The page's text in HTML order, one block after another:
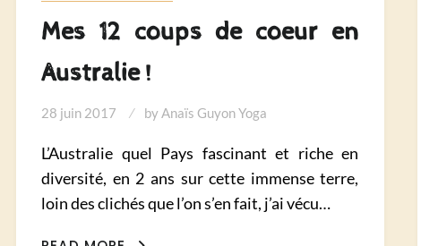
Mes 12 coups de coeur en
Australie !
28 juin 2017 byAnaïs Guyon Yoga
L’Australie quel Pays fascinant et riche en
diversité, en 2 ans sur cette immense terre,
loin des clichés que l’on s’en fait, j’ai vécu…
MES